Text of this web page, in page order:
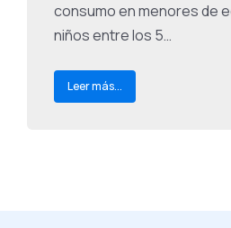
consumo en menores de
niños entre los 5…
Leer más...